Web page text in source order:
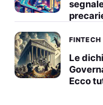
FINTECH
Le
Ecco